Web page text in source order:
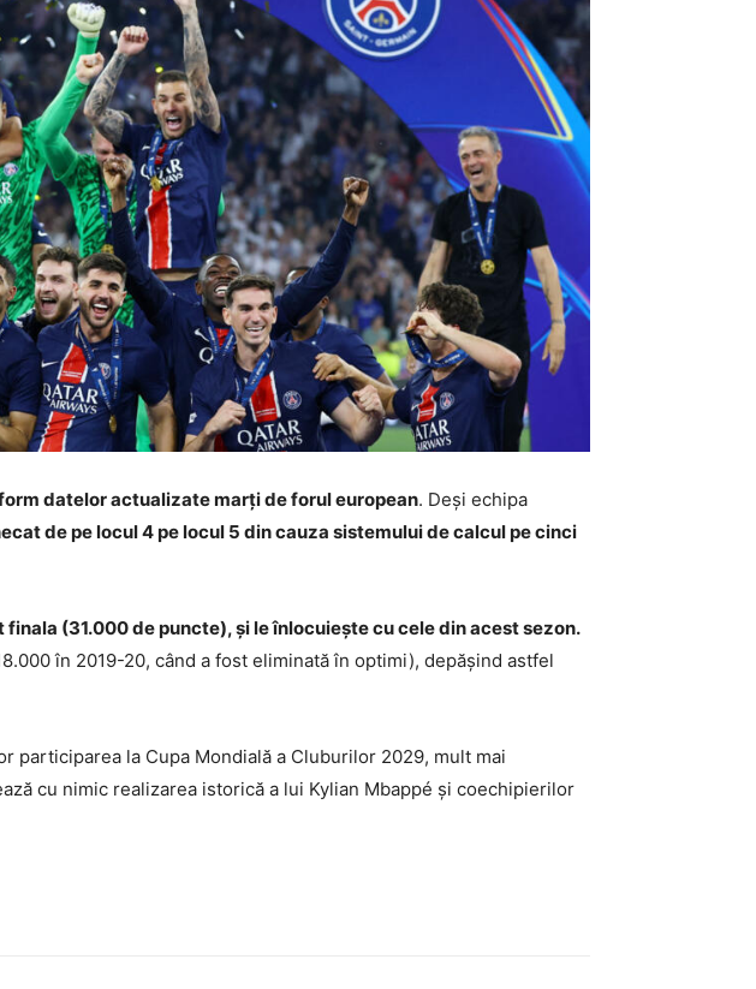
datelor actualizate marți de forul european. Deși echipa
de pe locul 4 pe locul 5 din cauza sistemului de calcul pe cinci
(31.000 de puncte), și le înlocuiește cu cele din acest sezon.
în 2019-20, când a fost eliminată în optimi), depășind astfel
participarea la Cupa Mondială a Cluburilor 2029, mult mai
cu nimic realizarea istorică a lui Kylian Mbappé și coechipierilor